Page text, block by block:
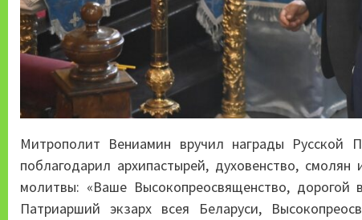
Митрополит Вениамин вручил награды Русской
поблагодарил архипастырей, духовенство,
молитвы: «Ваше Высокопреосвященство,
Патриарший экзарх всея Беларуси,